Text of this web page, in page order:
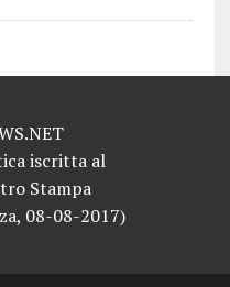
iscritta al
Stampa
08-08-2017)